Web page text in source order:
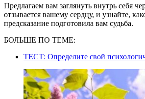
Предлагаем вам заглянуть внутрь себя
отзывается вашему сердцу, и узнайте,
предсказание подготовила вам судьба.
БОЛЬШЕ ПО ТЕМЕ:
ТЕСТ: Определите свой